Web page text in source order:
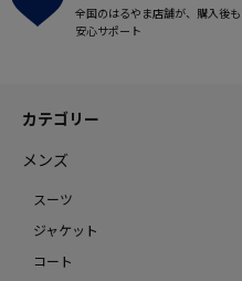
全国のはるやま店舗が、購入後も
安心サポート
カテゴリー
メンズ
スーツ
ジャケット
コート